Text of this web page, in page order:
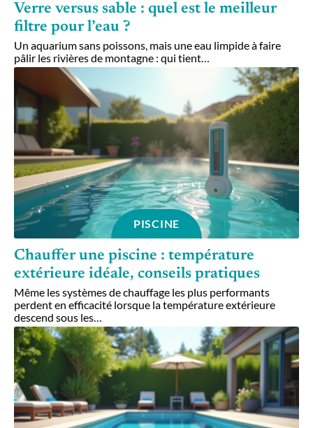
Verre versus sable : quel est le meilleur
filtre pour l’eau ?
Un aquarium sans poissons, mais une eau limpide à faire
pâlir les rivières de montagne : qui tient…
PISCINE
Chauffer une piscine : température
extérieure idéale, conseils pratiques
Même les systèmes de chauffage les plus performants
perdent en efficacité lorsque la température extérieure
descend sous les…